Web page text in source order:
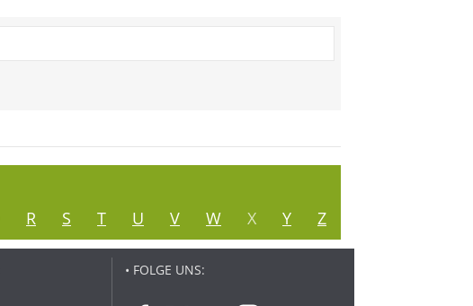
R S T U V W X Y Z
• FOLGE UNS: